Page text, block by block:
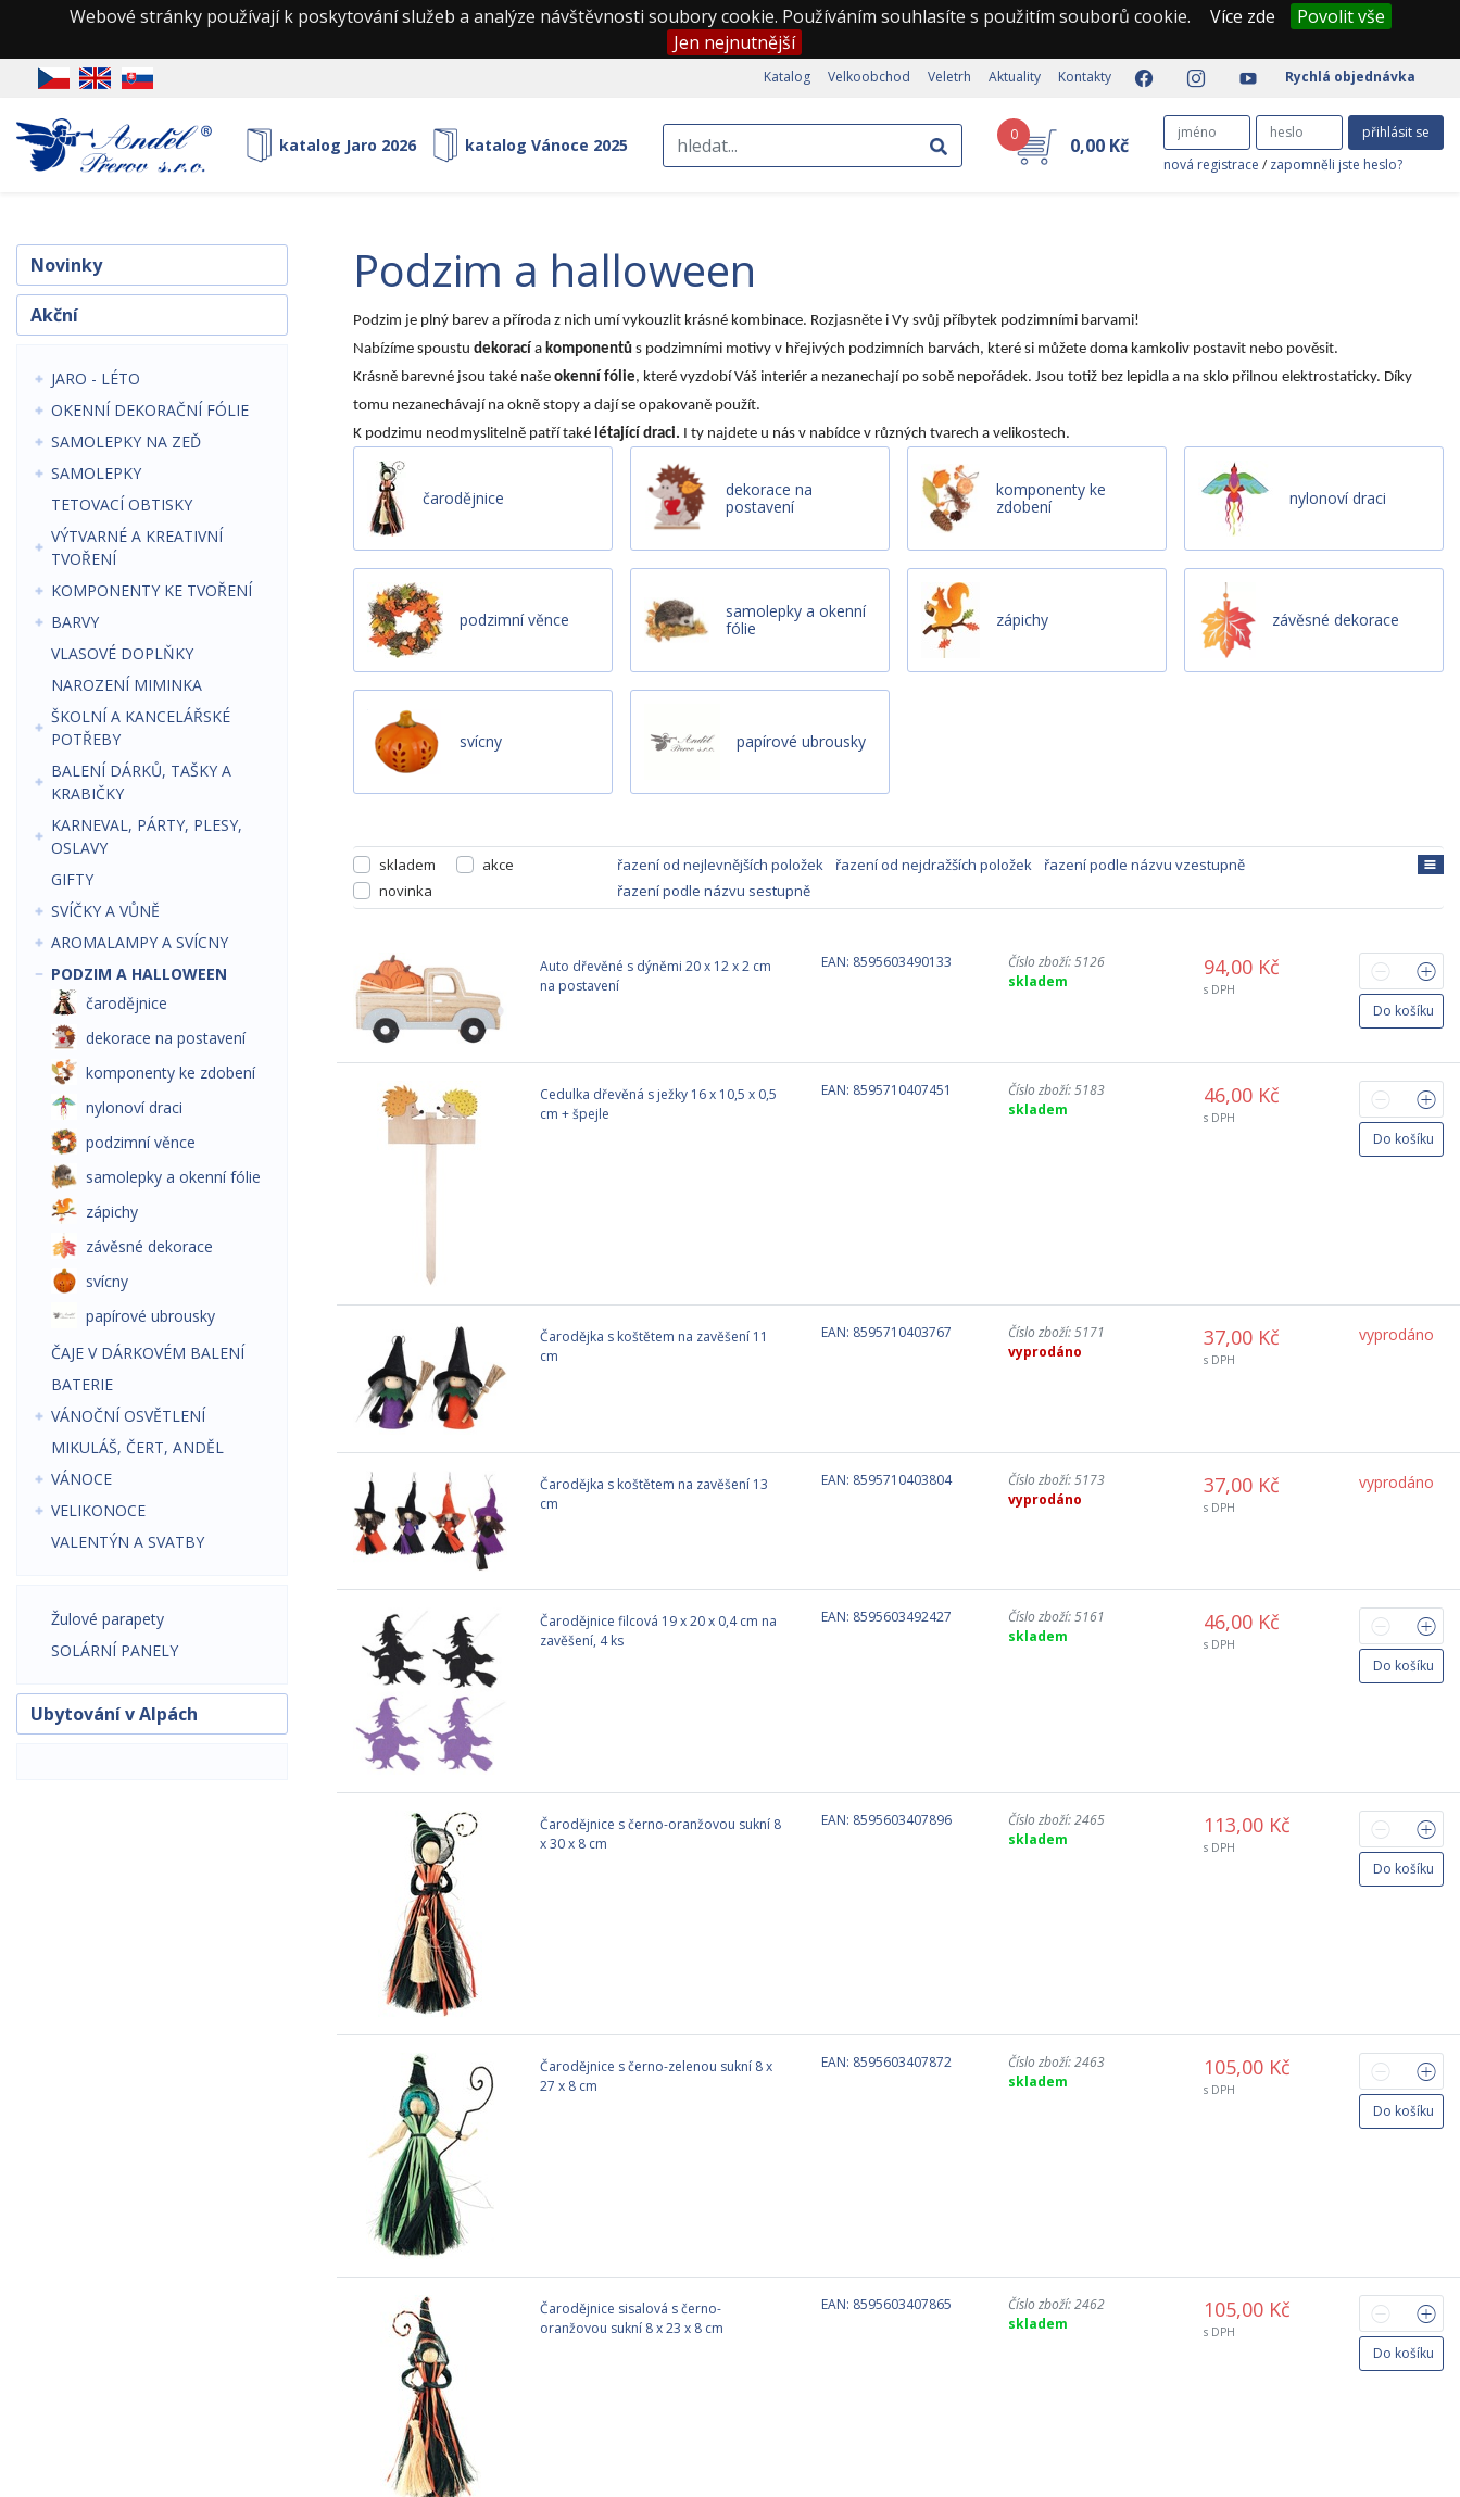
Webové stránky používají k poskytování služeb a analýze návštěvnosti soubory cookie. Používáním souhlasíte s použitím souborů cookie. Více zde
Povolit vše
Jen nejnutnější
Katalog Velkoobchod Veletrh Aktuality Kontakty Rychlá objednávka
katalog Jaro 2026 katalog Vánoce 2025
0 0,00 Kč
přihlásit se
nová registrace / zapomněli jste heslo?
Novinky
Akční
JARO - LÉTO
OKENNÍ DEKORAČNÍ FÓLIE
SAMOLEPKY NA ZEĎ
SAMOLEPKY
TETOVACÍ OBTISKY
VÝTVARNÉ A KREATIVNÍ
TVOŘENÍ
KOMPONENTY KE TVOŘENÍ
BARVY
VLASOVÉ DOPLŇKY
NAROZENÍ MIMINKA
ŠKOLNÍ A KANCELÁŘSKÉ
POTŘEBY
BALENÍ DÁRKŮ, TAŠKY A
KRABIČKY
KARNEVAL, PÁRTY, PLESY,
OSLAVY
GIFTY
SVÍČKY A VŮNĚ
AROMALAMPY A SVÍCNY
PODZIM A HALLOWEEN
čarodějnice
dekorace na postavení
komponenty ke zdobení
nylonoví draci
podzimní věnce
samolepky a okenní fólie
zápichy
závěsné dekorace
svícny
papírové ubrousky
ČAJE V DÁRKOVÉM BALENÍ
BATERIE
VÁNOČNÍ OSVĚTLENÍ
MIKULÁŠ, ČERT, ANDĚL
VÁNOCE
VELIKONOCE
VALENTÝN A SVATBY
Žulové parapety
SOLÁRNÍ PANELY
Ubytování v Alpách
podzim a halloween
Podzim je plný barev a příroda z nich umí vykouzlit krásné kombinace. Rozjasněte i Vy svůj příbytek podzimními barvami!
Nabízíme spoustu dekorací a komponentů s podzimními motivy v hřejivých podzimních barvách, které si můžete doma kamkoliv postavit nebo pověsit.
Krásně barevné jsou také naše okenní fólie, které vyzdobí Váš interiér a nezanechají po sobě nepořádek. Jsou totiž bez lepidla a na sklo přilnou elektrostaticky. Díky
tomu nezanechávají na okně stopy a dají se opakovaně použít.
K podzimu neodmyslitelně patří také létající draci. I ty najdete u nás v nabídce v různých tvarech a velikostech.
čarodějnice
dekorace na
postavení
komponenty ke
zdobení
nylonoví draci
podzimní věnce
samolepky a okenní
fólie
zápichy závěsné dekorace
svícny papírové ubrousky
skladem
akce
novinka
řazení od nejlevnějších položek řazení od nejdražších položek
řazení podle názvu vzestupně
řazení podle názvu sestupně
Auto dřevěné s dýněmi 20 x 12 x 2 cm
na postavení
EAN: 8595603490133
Číslo zboží: 5126
skladem
94,00 Kč
s DPH
Do košíku
Cedulka dřevěná s ježky 16 x 10,5 x 0,5
cm + špejle
EAN: 8595710407451
Číslo zboží: 5183
skladem
46,00 Kč
s DPH
Do košíku
Čarodějka s koštětem na zavěšení 11
cm
EAN: 8595710403767
Číslo zboží: 5171
vyprodáno
37,00 Kč
s DPH
vyprodáno
Čarodějka s koštětem na zavěšení 13
cm
EAN: 8595710403804
Číslo zboží: 5173
vyprodáno
37,00 Kč
s DPH
vyprodáno
Čarodějnice filcová 19 x 20 x 0,4 cm na
zavěšení, 4 ks
EAN: 8595603492427
Číslo zboží: 5161
skladem
46,00 Kč
s DPH
Do košíku
Čarodějnice s černo-oranžovou sukní 8
x 30 x 8 cm
EAN: 8595603407896
Číslo zboží: 2465
skladem
113,00 Kč
s DPH
Do košíku
Čarodějnice s černo-zelenou sukní 8 x
27 x 8 cm
EAN: 8595603407872
Číslo zboží: 2463
skladem
105,00 Kč
s DPH
Do košíku
Čarodějnice sisalová s černo-
oranžovou sukní 8 x 23 x 8 cm
EAN: 8595603407865
Číslo zboží: 2462
skladem
105,00 Kč
s DPH
Do košíku